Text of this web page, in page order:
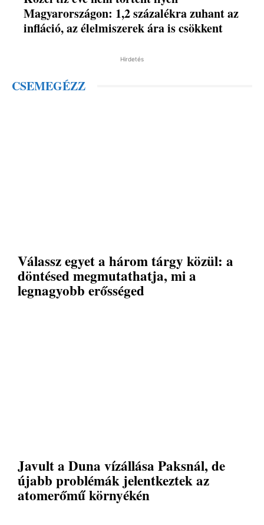
Magyarországon: 1,2 százalékra zuhant az
infláció, az élelmiszerek ára is csökkent
Hirdetés
CSEMEGÉZZ
Válassz egyet a három tárgy közül: a
döntésed megmutathatja, mi a
legnagyobb erősséged
Javult a Duna vízállása Paksnál, de
újabb problémák jelentkeztek az
atomerőmű környékén